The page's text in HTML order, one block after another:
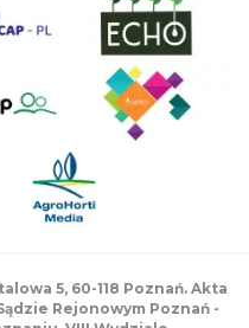
5, 60-118 Poznań. Akta
Rejonowym Poznań -